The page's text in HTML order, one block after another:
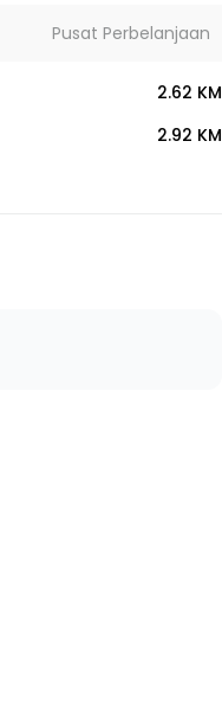
Pusat Perbelanjaan
2.62 KM
2.92 KM